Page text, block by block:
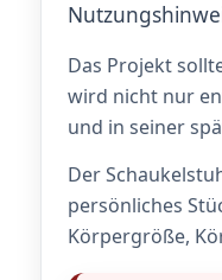
Das Projekt
wird nicht nur
und in seiner
Der
persönliches
Körpergröße,